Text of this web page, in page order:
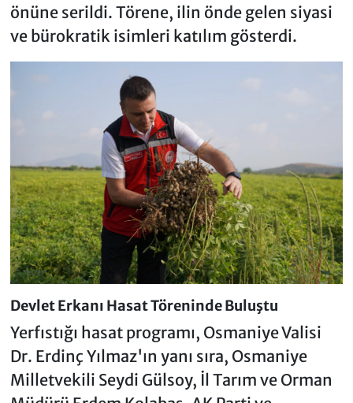
önüne serildi. Törene, ilin önde gelen siyasi
ve bürokratik isimleri katılım gösterdi.
Devlet Erkanı Hasat Töreninde Buluştu
Yerfıstığı hasat programı, Osmaniye Valisi
Dr. Erdinç Yılmaz'ın yanı sıra, Osmaniye
Milletvekili Seydi Gülsoy, İl Tarım ve Orman